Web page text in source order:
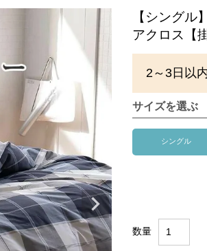
【シングル】
アクロス【
2～3日以
サイズを選ぶ
シングル